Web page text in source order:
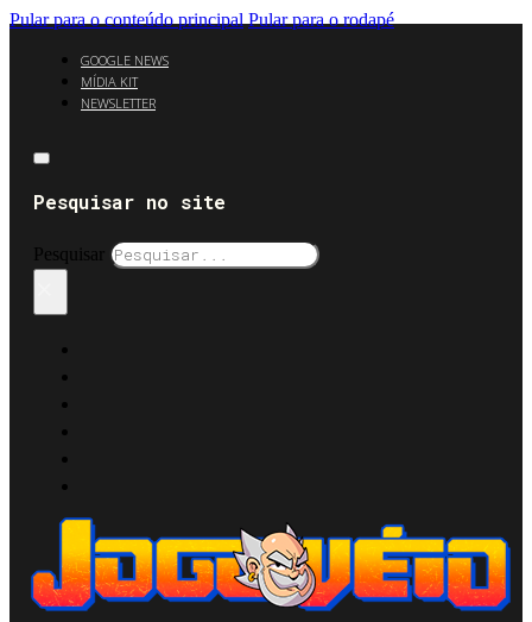
Pular para o conteúdo principal Pular para o rodapé
GOOGLE NEWS
MÍDIA KIT
NEWSLETTER
Pesquisar no site
Pesquisar